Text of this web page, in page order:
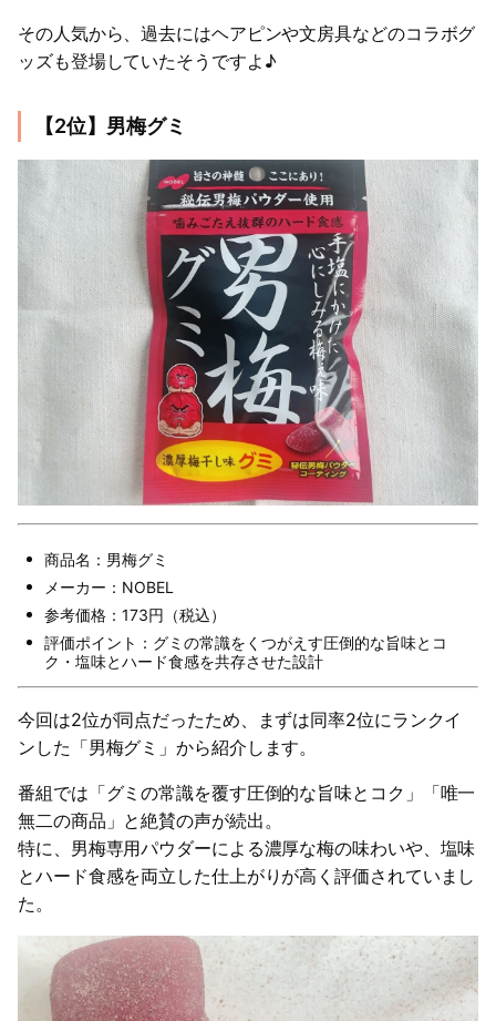
その人気から、過去にはヘアピンや文房具などのコラボグ
ッズも登場していたそうですよ♪
【2位】男梅グミ
商品名：男梅グミ
メーカー：NOBEL
参考価格：173円（税込）
評価ポイント：グミの常識をくつがえす圧倒的な旨味とコ
ク・塩味とハード食感を共存させた設計
今回は2位が同点だったため、まずは同率2位にランクイ
ンした「男梅グミ」から紹介します。
番組では「グミの常識を覆す圧倒的な旨味とコク」「唯一
無二の商品」と絶賛の声が続出。
特に、男梅専用パウダーによる濃厚な梅の味わいや、塩味
とハード食感を両立した仕上がりが高く評価されていまし
た。